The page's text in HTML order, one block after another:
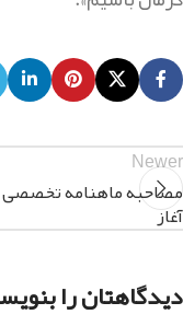
Newer
مصاحبه ماهنامه
آغاز
دیدگاهتان را